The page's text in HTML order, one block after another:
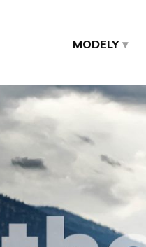
MODELY